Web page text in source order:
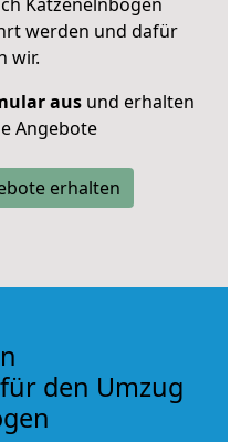
werden und dafür
wir.
ausund erhalten
Angebote
erhalten
den Umzug